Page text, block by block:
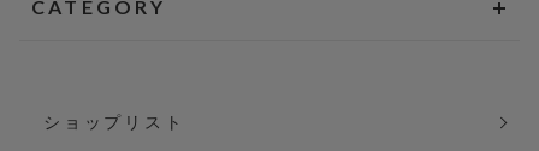
CATEGORY
ショップリスト